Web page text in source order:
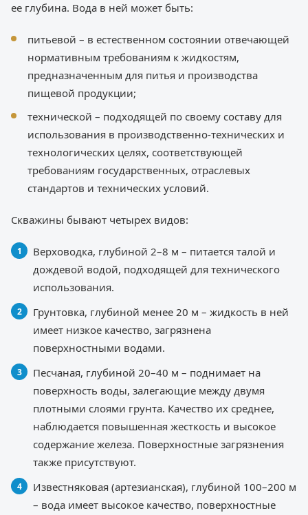
ее глубина. Вода в ней может быть:
питьевой – в естественном состоянии отвечающей
нормативным требованиям к жидкостям,
предназначенным для питья и производства
пищевой продукции;
технической – подходящей по своему составу для
использования в производственно-технических и
технологических целях, соответствующей
требованиям государственных, отраслевых
стандартов и технических условий.
Скважины бывают четырех видов:
Верховодка, глубиной 2–8 м – питается талой и
дождевой водой, подходящей для технического
использования.
Грунтовка, глубиной менее 20 м – жидкость в ней
имеет низкое качество, загрязнена
поверхностными водами.
Песчаная, глубиной 20–40 м – поднимает на
поверхность воды, залегающие между двумя
плотными слоями грунта. Качество их среднее,
наблюдается повышенная жесткость и высокое
содержание железа. Поверхностные загрязнения
также присутствуют.
Известняковая (артезианская), глубиной 100–200 м
– вода имеет высокое качество, поверхностные